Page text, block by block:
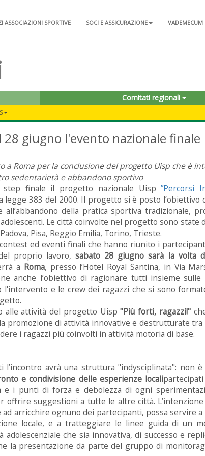
ASSOCIAZIONI SPORTIVE SOCI E ASSICURAZIONE VADEMECUM
Comitati regionali
giugno l'evento nazionale finale
a Roma per la conclusione del progetto Uisp che è
sedentarietà e abbandono sportivo
step finale il progetto nazionale Uisp”Percorsi
legge 383 del 2000. Il progetto si è posto l’obiettivo
all’abbandono della pratica sportiva tradizionale,
Le città coinvolte nel progetto sono state
Pisa, Reggio Emilia, Torino, Trieste.
ed eventi finali che hanno riunito i
proprio lavoro,sabato 28 giugno sarà la volta
a Roma, presso l’Hotel Royal Santina, in Via
anche l’obiettivo di ragionare tutti insieme
e le crew dei ragazzi che si sono
alle attività del progetto Uisp"Più forti, ragazzi!"
promozione di attività innovative e destrutturate
i ragazzi più coinvolti in attività motoria di base.
avrà una struttura "indysciplinata": non
e condivisione delle esperienze locali
i punti di forza e debolezza di ogni
offrire suggestioni a tutte le altre città.
arricchire ognuno dei partecipanti, possa servire
locale, e a tratteggiare le linee guida di un
che sia innovativa, di successo e
la presentazione da parte del gruppo di